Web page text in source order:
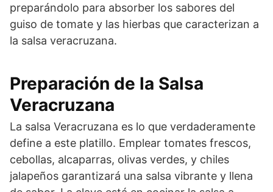
preparándolo para absorber los sabores del
guiso de tomate y las hierbas que caracterizan a
la salsa veracruzana.
Preparación de la Salsa
Veracruzana
La salsa Veracruzana es lo que verdaderamente
define a este platillo. Emplear tomates frescos,
cebollas, alcaparras, olivas verdes, y chiles
jalapeños garantizará una salsa vibrante y llena